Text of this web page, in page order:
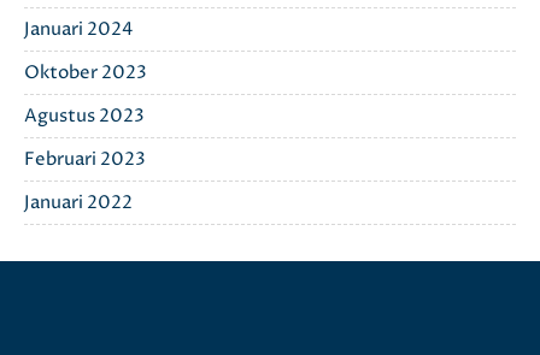
Januari 2024
Oktober 2023
Agustus 2023
Februari 2023
Januari 2022